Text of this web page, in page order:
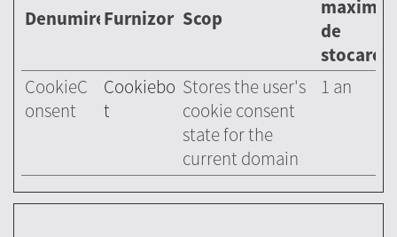
DenumireFurnizor Scop
maximă
de
stocare
CookieC
onsent
Cookiebo
t
Stores the user's
cookie consent
state for the
current domain
1 an